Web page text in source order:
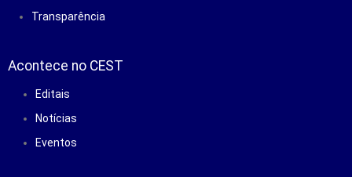
Transparência
Acontece no CEST
Editais
Notícias
Eventos